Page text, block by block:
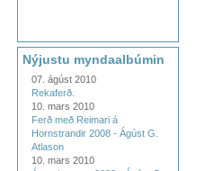
Nýjustu myndaalbúmin
07. ágúst 2010
Rekaferð.
10. mars 2010
Ferð með Reimari á
Hornstrandir 2008 - Ágúst G.
Atlason
10. mars 2010